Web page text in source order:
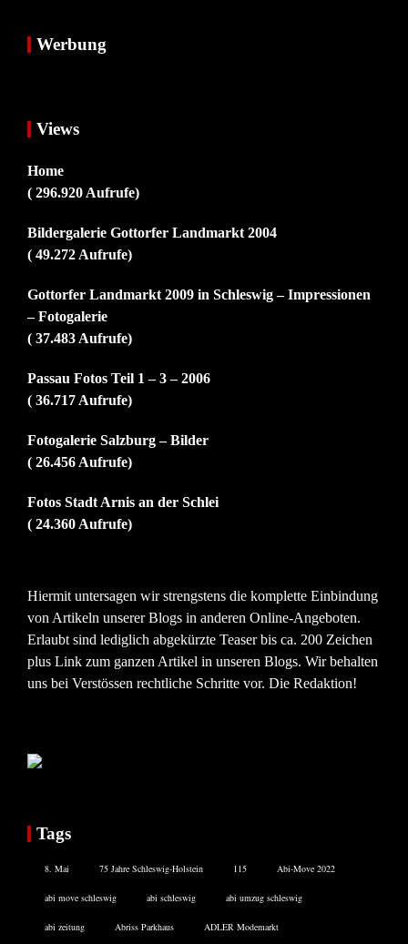
Werbung
Views
Home
( 296.920 Aufrufe)
Bildergalerie Gottorfer Landmarkt 2004
( 49.272 Aufrufe)
Gottorfer Landmarkt 2009 in Schleswig – Impressionen
– Fotogalerie
( 37.483 Aufrufe)
Passau Fotos Teil 1 – 3 – 2006
( 36.717 Aufrufe)
Fotogalerie Salzburg – Bilder
( 26.456 Aufrufe)
Fotos Stadt Arnis an der Schlei
( 24.360 Aufrufe)
Hiermit untersagen wir strengstens die komplette Einbindung
von Artikeln unserer Blogs in anderen Online-Angeboten.
Erlaubt sind lediglich abgekürzte Teaser bis ca. 200 Zeichen
plus Link zum ganzen Artikel in unseren Blogs. Wir behalten
uns bei Verstössen rechtliche Schritte vor. Die Redaktion!
Tags
8. Mai 75 Jahre Schleswig-Holstein 115 Abi-Move 2022
abi move schleswig abi schleswig abi umzug schleswig
abi zeitung Abriss Parkhaus ADLER Modemarkt